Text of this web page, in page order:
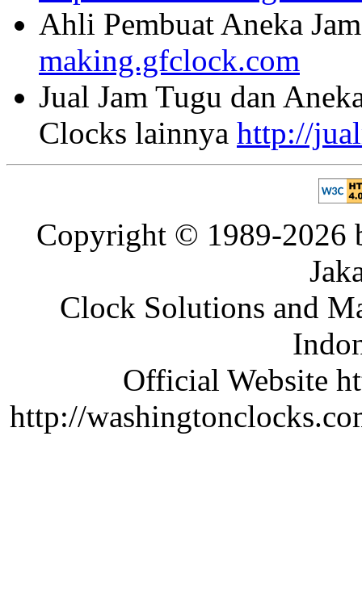
Ahli Pembuat Aneka
making.gfclock.com
Jual Jam Tugu dan
Clocks lainnya http://
Copyright © 1989-2026
Clock Solutions and
Official Website
http://